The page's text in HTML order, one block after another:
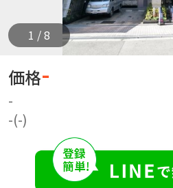
1 / 8
価格-
-
-(-)